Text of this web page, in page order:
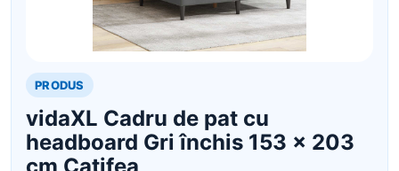
PRODUS
vidaXL Cadru de pat cu
headboard Gri închis 153 x 203